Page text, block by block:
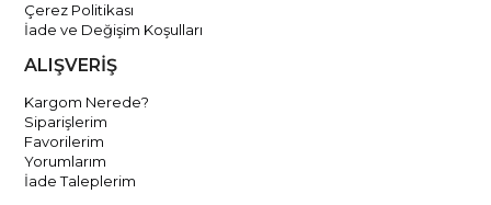
Çerez Politikası
İade ve Değişim Koşulları
ALIŞVERİŞ
Kargom Nerede?
Siparişlerim
Favorilerim
Yorumlarım
İade Taleplerim